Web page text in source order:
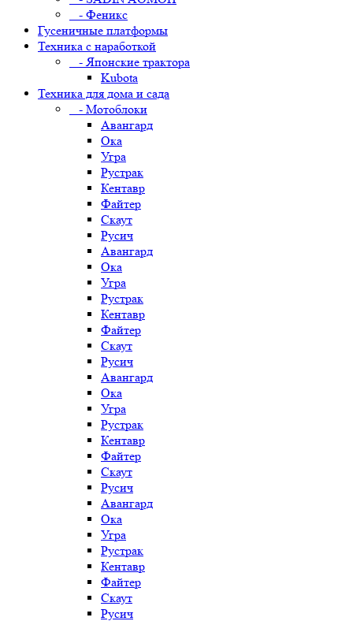
- Феникс
Гусеничные платформы
Техника с наработкой
- Японские трактора
Kubota
Техника для дома и сада
- Мотоблоки
Авангард
Ока
Угра
Рустрак
Кентавр
Файтер
Скаут
Русич
Авангард
Ока
Угра
Рустрак
Кентавр
Файтер
Скаут
Русич
Авангард
Ока
Угра
Рустрак
Кентавр
Файтер
Скаут
Русич
Авангард
Ока
Угра
Рустрак
Кентавр
Файтер
Скаут
Русич